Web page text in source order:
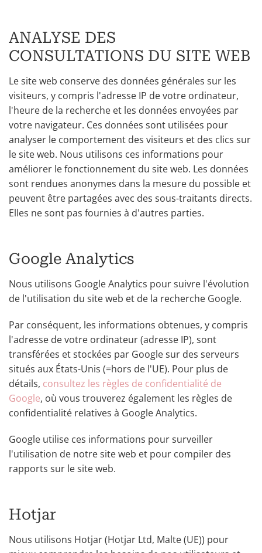
ANALYSE DES
CONSULTATIONS DU SITE WEB
Le site web conserve des données générales sur les
visiteurs, y compris l'adresse IP de votre ordinateur,
l'heure de la recherche et les données envoyées par
votre navigateur. Ces données sont utilisées pour
analyser le comportement des visiteurs et des clics sur
le site web. Nous utilisons ces informations pour
améliorer le fonctionnement du site web. Les données
sont rendues anonymes dans la mesure du possible et
peuvent être partagées avec des sous-traitants directs.
Elles ne sont pas fournies à d'autres parties.
Google Analytics
Nous utilisons Google Analytics pour suivre l'évolution
de l'utilisation du site web et de la recherche Google.
Par conséquent, les informations obtenues, y compris
l'adresse de votre ordinateur (adresse IP), sont
transférées et stockées par Google sur des serveurs
situés aux États-Unis (=hors de l'UE). Pour plus de
détails, consultez les règles de confidentialité de
Google, où vous trouverez également les règles de
confidentialité relatives à Google Analytics.
Google utilise ces informations pour surveiller
l'utilisation de notre site web et pour compiler des
rapports sur le site web.
Hotjar
Nous utilisons Hotjar (Hotjar Ltd, Malte (UE)) pour